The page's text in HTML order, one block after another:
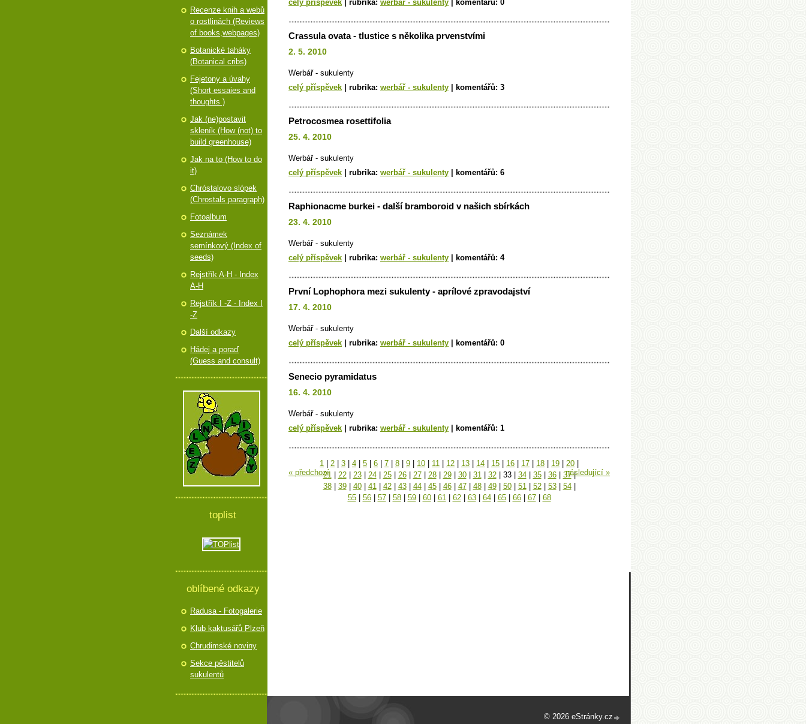
celý příspěvek
rubrika: werbář - sukulenty komentářů: 0
Crassula ovata - tlustice s několika prvenstvími
2. 5. 2010
Werbář - sukulenty
celý příspěvek
rubrika: werbář - sukulenty komentářů: 3
Petrocosmea rosettifolia
25. 4. 2010
Werbář - sukulenty
celý příspěvek
rubrika: werbář - sukulenty komentářů: 6
Raphionacme burkei - další bramboroid v našich sbírkách
23. 4. 2010
Werbář - sukulenty
celý příspěvek
rubrika: werbář - sukulenty komentářů: 4
První Lophophora mezi sukulenty - aprílové zpravodajství
17. 4. 2010
Werbář - sukulenty
celý příspěvek
rubrika: werbář - sukulenty komentářů: 0
Senecio pyramidatus
16. 4. 2010
Werbář - sukulenty
celý příspěvek
rubrika: werbář - sukulenty komentářů: 1
« předchozí
1 2 3 4 5 6 7 8 9 10 11 12 13 14 15 16 17 18 19 20
21
22 23 24 25 26 27 28 29 30 31 32 33 34 35 36 37 |
38
39 40 41 42 43 44 45 46 47 48 49 50 51 52 53 54
55
56 57 58 59 60 61 62 63 64 65 66 67 68
následující »
Recenze knih a webů
o rostlinách (Reviews
of books,webpages)
Botanické taháky
(Botanical cribs)
Fejetony a úvahy
(Short essaies and
thoughts )
Jak (ne)postavit
skleník (How (not) to
build greenhouse)
Jak na to (How to do
it)
Chróstalovo slópek
(Chrostals paragraph)
Fotoalbum
Seznámek
semínkový (Index of
seeds)
Rejstřík A-H - Index
A-H
Rejstřík I -Z - Index I
-Z
Další odkazy
Hádej a poraď
(Guess and consult)
toplist
oblíbené odkazy
Radusa - Fotogalerie
Klub kaktusářů Plzeň
Chrudimské noviny
Sekce pěstitelů
sukulentů
© 2026 eStránky.cz